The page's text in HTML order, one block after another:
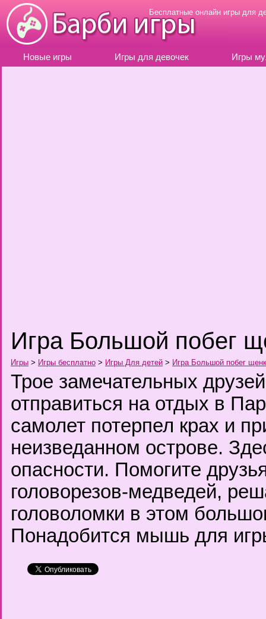
Бесплатные онлайн игры для
Новые игры Игры для девочек Игры
Игра Большой побег
Игры > Игры бесплатно > Игры Для детей > Игра Большой побег
Трое замечательных
отправиться на отдых в
самолет потерпел крах и
неизведанном острове.
опасности. Помогите
головорезов-медведей,
головоломки в этом
Понадобится мышь для